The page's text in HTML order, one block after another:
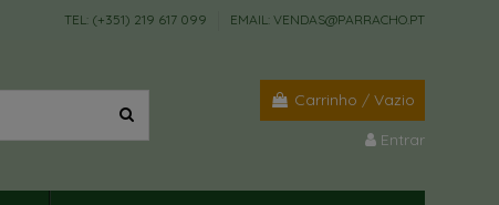
TEL: (+351) 219 617 099 EMAIL: VENDAS@PARRACHO.PT
Carrinho / Vazio
Entrar